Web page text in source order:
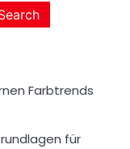
Farbtrends
für